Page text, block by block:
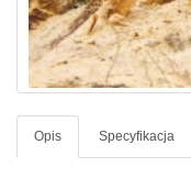
Opis Specyfikacja